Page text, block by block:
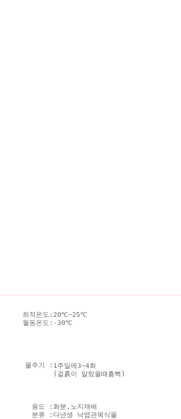
최적온도:
월동온도:
20℃~25℃
-30℃
물주기 : 1주일에3~4회
(겉흙이 말랐을때흠뻑)
용도 :
분류 :
화분,노지재배
다년생 낙엽관목식물